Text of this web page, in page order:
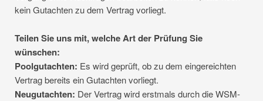
kein Gutachten zu dem Vertrag vorliegt.
Teilen Sie uns mit, welche Art der Prüfung Sie
wünschen:
Poolgutachten: Es wird geprüft, ob zu dem eingereichten
Vertrag bereits ein Gutachten vorliegt.
Neugutachten: Der Vertrag wird erstmals durch die WSM-